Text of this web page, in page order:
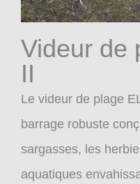
Videur de
II
Le videur de plage
barrage robuste
sargasses, les
aquatiques